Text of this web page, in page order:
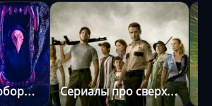
Сериалы про оборотней Сериалы про сверхъестественное